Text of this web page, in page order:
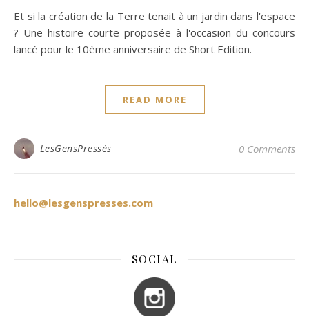
Et si la création de la Terre tenait à un jardin dans l'espace
? Une histoire courte proposée à l'occasion du concours
lancé pour le 10ème anniversaire de Short Edition.
READ MORE
LesGensPressés 0 Comments
hello@lesgenspresses.com
SOCIAL